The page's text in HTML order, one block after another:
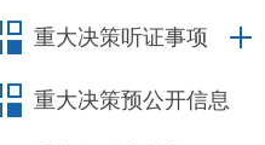
重大决策听证事项
重大决策预公开信息